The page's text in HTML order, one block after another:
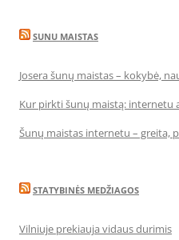
SUNU MAISTAS
Josera šunų maistas – kokybė,
Kur pirkti šunų maistą: internetu
Šunų maistas internetu – greita,
STATYBINĖS MEDŽIAGOS
Vilniuje prekiauja vidaus durimis